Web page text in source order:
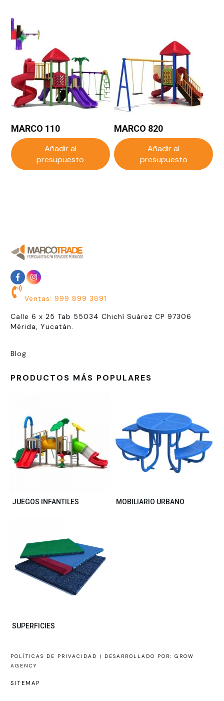
MARCO 110
Añadir al
presupuesto
MARCO 820
Añadir al
presupuesto
Ventas: 999 899 3891
Calle 6 x 25 Tab 55034 Chichí Suárez CP 97306
Mérida, Yucatán.
Blog
PRODUCTOS MÁS POPULARES
JUEGOS INFANTILES MOBILIARIO URBANO
SUPERFICIES
POLÍTICAS DE PRIVACIDAD |
DESARROLLADO POR: GROW
AGENCY
SITEMAP